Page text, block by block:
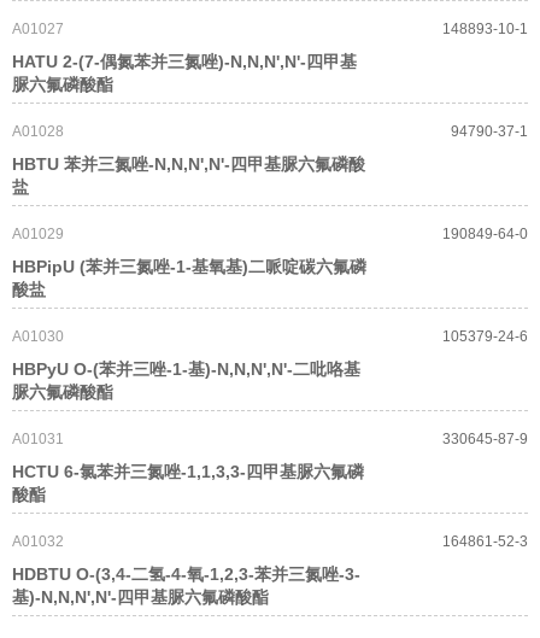
A01027
HATU 2-(7-偶氮苯并三氮唑)-N,N,N',N'-四甲基
脲六氟磷酸酯
148893-10-1
A01028
HBTU 苯并三氮唑-N,N,N',N'-四甲基脲六氟磷酸
盐
94790-37-1
A01029
HBPipU (苯并三氮唑-1-基氧基)二哌啶碳六氟磷
酸盐
190849-64-0
A01030
HBPyU O-(苯并三唑-1-基)-N,N,N',N'-二吡咯基
脲六氟磷酸酯
105379-24-6
A01031
HCTU 6-氯苯并三氮唑-1,1,3,3-四甲基脲六氟磷
酸酯
330645-87-9
A01032
HDBTU O-(3,4-二氢-4-氧-1,2,3-苯并三氮唑-3-
基)-N,N,N',N'-四甲基脲六氟磷酸酯
164861-52-3